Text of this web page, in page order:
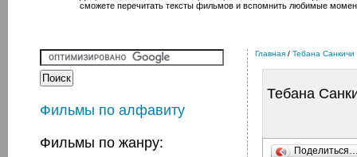
сможете перечитать тексты фильмов и вспомнить любимые
Фильмы по алфавиту
Фильмы по жанру:
Главная / Тебана Санкичи
Тебана